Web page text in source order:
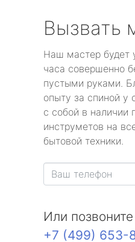
Вызвать
Наш мастер будет
часа совершенно
пустыми руками.
опыту за спиной у
с собой в наличии
инструметов на
бытовой техники.
Или
+7 (499) 653-